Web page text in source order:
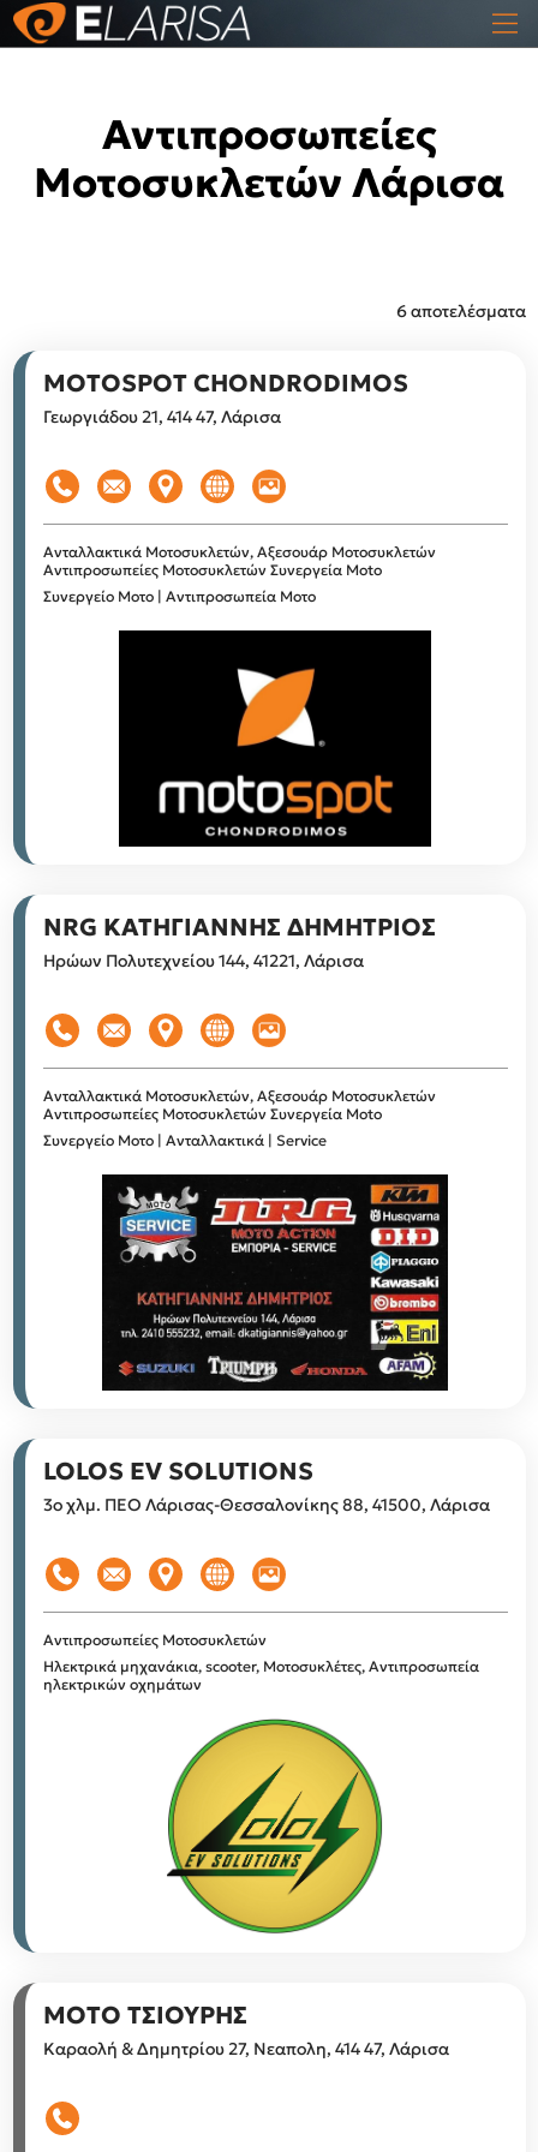
Αντιπροσωπείες
Μοτοσυκλετών Λάρισα
6 αποτελέσματα
MOTOSPOT CHONDRODIMOS
Γεωργιάδου 21, 414 47, Λάρισα
Ανταλλακτικά Μοτοσυκλετών, Αξεσουάρ Μοτοσυκλετών
Αντιπροσωπείες Μοτοσυκλετών Συνεργεία Moto
Συνεργείο Μοτο | Αντιπροσωπεία Μοτο
NRG ΚΑΤΗΓΙΑΝΝΗΣ ΔΗΜΗΤΡΙΟΣ
Ηρώων Πολυτεχνείου 144, 41221, Λάρισα
Ανταλλακτικά Μοτοσυκλετών, Αξεσουάρ Μοτοσυκλετών
Αντιπροσωπείες Μοτοσυκλετών Συνεργεία Moto
Συνεργείο Μοτο | Ανταλλακτικά | Service
LOLOS EV SOLUTIONS
3ο χλμ. ΠΕΟ Λάρισας-Θεσσαλονίκης 88, 41500, Λάρισα
Αντιπροσωπείες Μοτοσυκλετών
Ηλεκτρικά μηχανάκια, scooter, Μοτοσυκλέτες, Αντιπροσωπεία
ηλεκτρικών οχημάτων
ΜΟΤΟ ΤΣΙΟΥΡΗΣ
Καραολή & Δημητρίου 27, Νεαπολη, 414 47, Λάρισα